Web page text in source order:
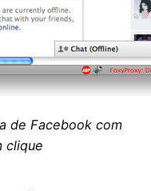
de Facebook com
clique